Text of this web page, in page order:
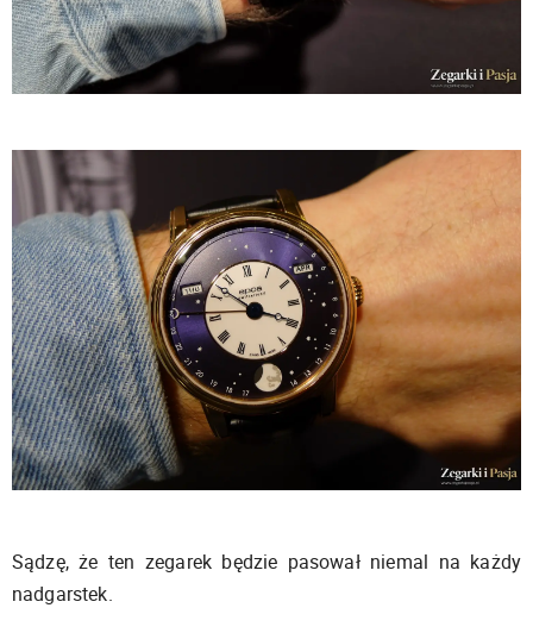
Sądzę, że ten zegarek będzie pasował niemal na każdy
nadgarstek.